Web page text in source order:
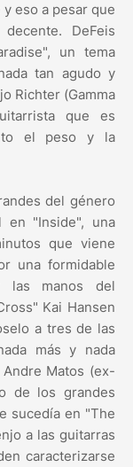
eso a pesar que
DeFeis
un tema
tan agudo y
Richter (Gamma
que es
el peso y la
del género
en "Inside", una
que viene
una formidable
las manos del
Kai Hansen
a tres de las
más y nada
Matos (ex-
de los grandes
sucedía en "The
a las guitarras
caracterizarse